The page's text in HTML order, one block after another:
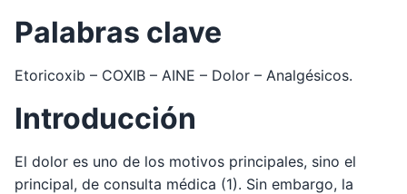
Palabras clave
Etoricoxib – COXIB – AINE – Dolor – Analgésicos.
Introducción
El dolor es uno de los motivos principales, sino el
principal, de consulta médica (1). Sin embargo, la